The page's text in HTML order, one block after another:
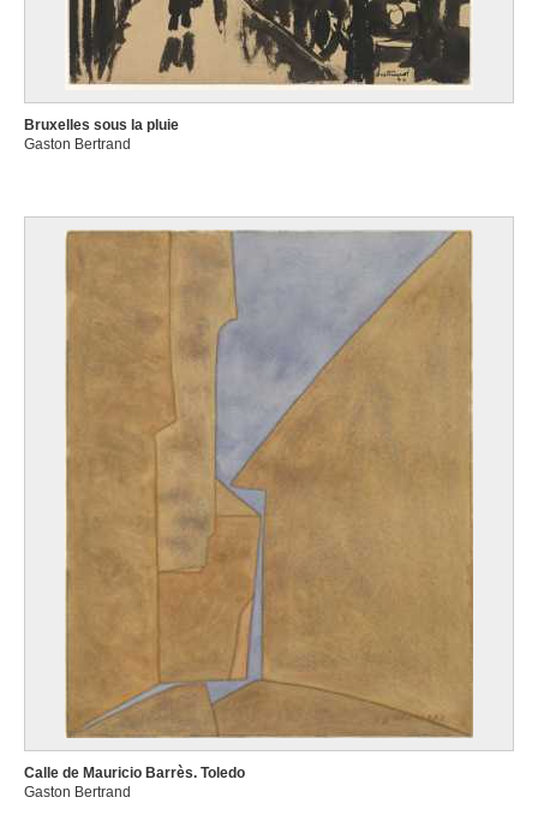
Bruxelles sous la pluie
Gaston Bertrand
Calle de Mauricio Barrès. Toledo
Gaston Bertrand